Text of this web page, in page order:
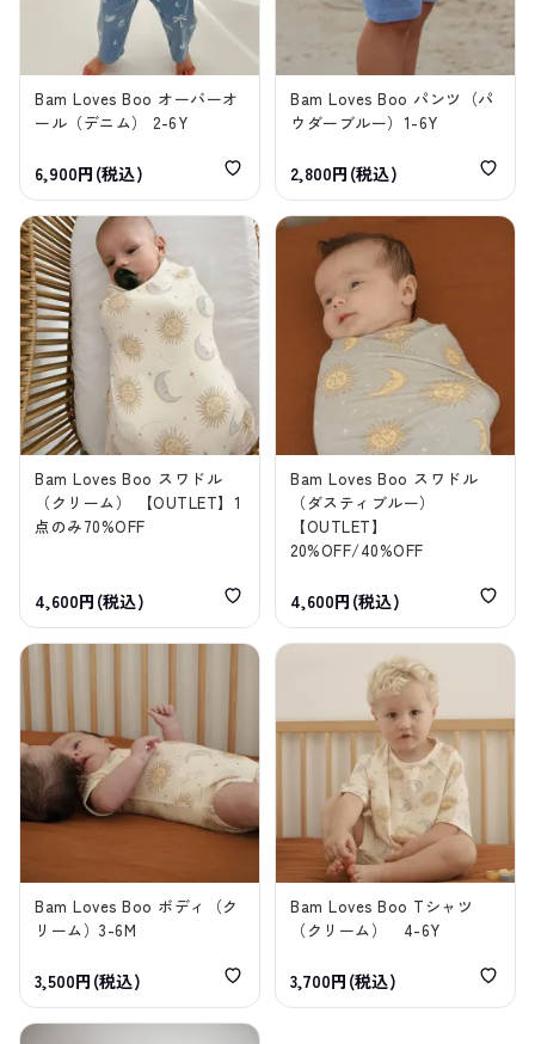
Bam Loves Boo オーバーオ
ール（デニム） 2-6Y
6,900円(税込)
Bam Loves Boo パンツ（パ
ウダーブルー）1-6Y
2,800円(税込)
Bam Loves Boo スワドル
（クリーム） 【OUTLET】1
点のみ70%OFF
4,600円(税込)
Bam Loves Boo スワドル
（ダスティブルー）
【OUTLET】
20%OFF/40%OFF
4,600円(税込)
Bam Loves Boo ボディ（ク
リーム）3-6M
3,500円(税込)
Bam Loves Boo Tシャツ
（クリーム） 4-6Y
3,700円(税込)